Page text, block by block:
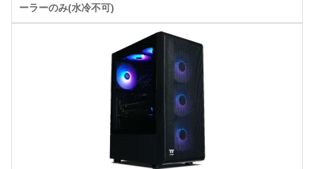
ーラーのみ(水冷不可)